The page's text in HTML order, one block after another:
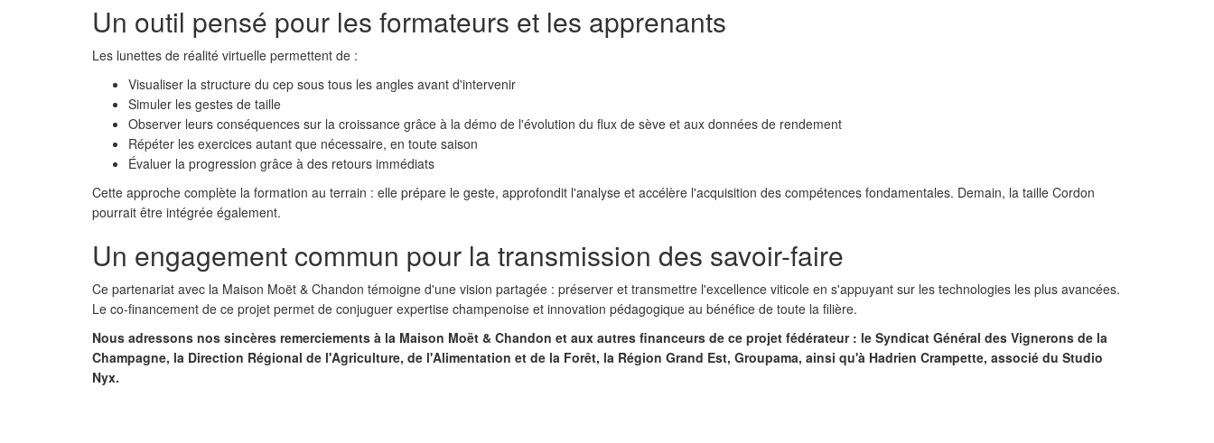
Un outil pensé pour les formateurs et les apprenants
Les lunettes de réalité virtuelle permettent de :
Visualiser la structure du cep sous tous les angles avant d'intervenir
Simuler les gestes de taille
Observer leurs conséquences sur la croissance grâce à la démo de l'évolution du flux de sève et aux données de rendement
Répéter les exercices autant que nécessaire, en toute saison
Évaluer la progression grâce à des retours immédiats
Cette approche complète la formation au terrain : elle prépare le geste, approfondit l'analyse et accélère l'acquisition des compétences fondamentales. Demain, la taille Cordon
pourrait être intégrée également.
Un engagement commun pour la transmission des savoir-faire
Ce partenariat avec la Maison Moët & Chandon témoigne d'une vision partagée : préserver et transmettre l'excellence viticole en s'appuyant sur les technologies les plus avancées.
Le co-financement de ce projet permet de conjuguer expertise champenoise et innovation pédagogique au bénéfice de toute la filière.
Nous adressons nos sincères remerciements à la Maison Moët & Chandon et aux autres financeurs de ce projet fédérateur : le Syndicat Général des Vignerons de la
Champagne, la Direction Régional de l'Agriculture, de l'Alimentation et de la Forêt, la Région Grand Est, Groupama, ainsi qu'à Hadrien Crampette, associé du Studio
Nyx.